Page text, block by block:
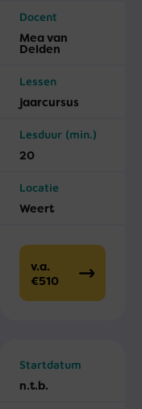
Docent
Mea van
Delden
Lessen
jaar­cursus
Lesduur (min.)
20
Locatie
Weert
v.a.
€510
Startdatum
n.t.b.